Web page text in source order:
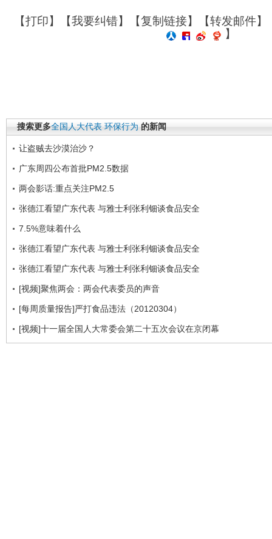
【打印】【我要纠错】【复制链接】【转发邮件】
】
搜索更多全国人大代表 环保行为 的新闻
让盗贼去沙漠治沙？
广东周四公布首批PM2.5数据
两会影话:重点关注PM2.5
张德江看望广东代表 与雅士利张利钿谈食品安全
7.5%意味着什么
张德江看望广东代表 与雅士利张利钿谈食品安全
张德江看望广东代表 与雅士利张利钿谈食品安全
[视频]聚焦两会：两会代表委员的声音
[每周质量报告]严打食品违法（20120304）
[视频]十一届全国人大常委会第二十五次会议在京闭幕